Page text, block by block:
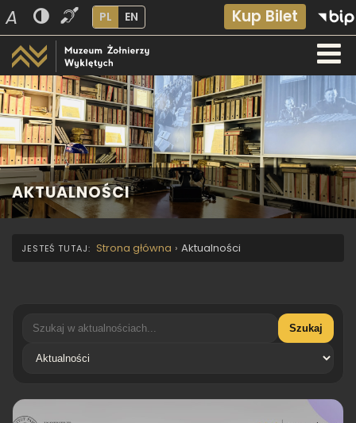
A PL EN Kup Bilet
AKTUALNOŚCI
Strona główna › Aktualności
Szukaj
Kategoria